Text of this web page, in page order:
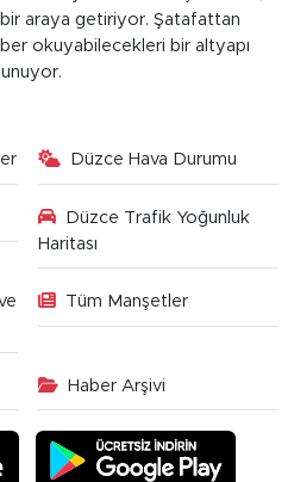
araya getiriyor. Şatafattan
okuyabilecekleri bir altyapı
Düzce Hava Durumu
Düzce Trafik Yoğunluk
Haritası
Tüm Manşetler
Haber Arşivi